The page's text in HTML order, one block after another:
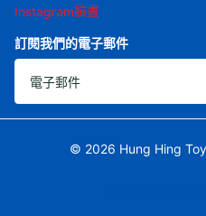
Instagram臉書
訂閱我們的電子郵件
© 2026 Hung Hing